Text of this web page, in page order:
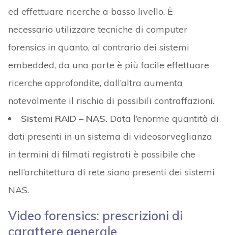
ed effettuare ricerche a basso livello. È
necessario utilizzare tecniche di computer
forensics in quanto, al contrario dei sistemi
embedded, da una parte è più facile effettuare
ricerche approfondite, dall’altra aumenta
notevolmente il rischio di possibili contraffazioni.
Sistemi RAID – NAS. Data l’enorme quantità di
dati presenti in un sistema di videosorveglianza
in termini di filmati registrati è possibile che
nell’architettura di rete siano presenti dei sistemi
NAS.
Video forensics: prescrizioni di
carattere generale